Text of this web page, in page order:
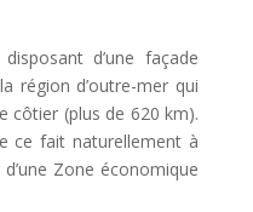
d’une façade
région d’outre-mer qui
côtier (plus de 620 km).
ce fait naturellement à
Zone économique